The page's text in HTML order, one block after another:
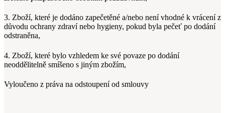
3. Zboží, které je dodáno zapečetěné a/nebo není vhodné k vrácení z
důvodu ochrany zdraví nebo hygieny, pokud byla pečeť po dodání
odstraněna,
4. Zboží, které bylo vzhledem ke své povaze po dodání
neoddělitelně smíšeno s jiným zbožím,
Vyloučeno z práva na odstoupení od smlouvy